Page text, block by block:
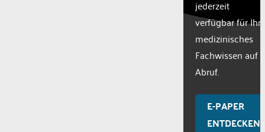
jederzeit
verfügbar für Ihr
medizinisches
Fachwissen auf
Abruf.
E-PAPER
ENTDECKEN